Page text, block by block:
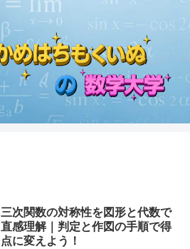
三次関数の対称性を図形と代数で
直感理解｜判定と作図の手順で得
点に変えよう！